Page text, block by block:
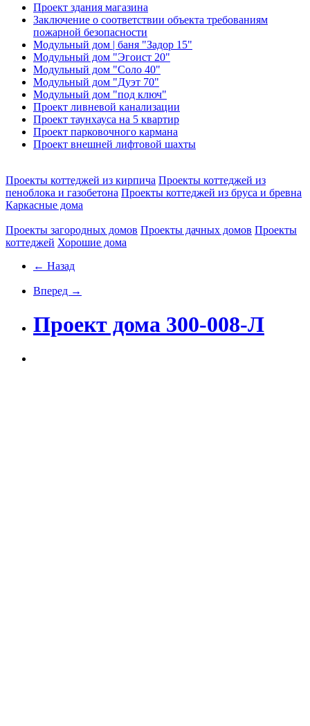
Проект здания магазина
Заключение о соответствии объекта требованиям
пожарной безопасности
Модульный дом | баня "Задор 15"
Модульный дом "Эгоист 20"
Модульный дом "Соло 40"
Модульный дом "Дуэт 70"
Модульный дом "под ключ"
Проект ливневой канализации
Проект таунхауса на 5 квартир
Проект парковочного кармана
Проект внешней лифтовой шахты
Проекты коттеджей из кирпича Проекты коттеджей из
пеноблока и газобетона Проекты коттеджей из бруса и бревна
Каркасные дома
Проекты загородных домов Проекты дачных домов Проекты
коттеджей Хорошие дома
← Назад
Вперед →
Проект дома 300-008-Л